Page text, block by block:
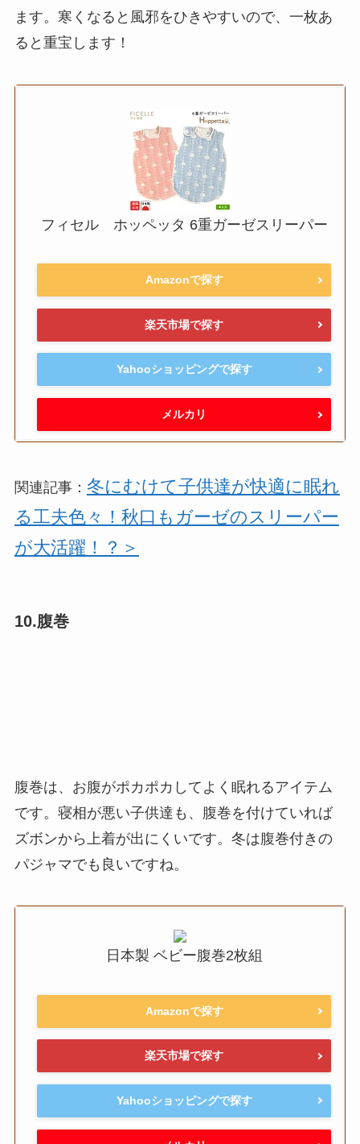
ます。寒くなると風邪をひきやすいので、一枚あ
ると重宝します！
フィセル ホッペッタ 6重ガーゼスリーパー
Amazonで探す
楽天市場で探す
Yahooショッピングで探す
メルカリ
関連記事： 冬にむけて子供達が快適に眠れ
る工夫色々！秋口もガーゼのスリーパー
が大活躍！？＞
10.腹巻
腹巻は、お腹がポカポカしてよく眠れるアイテム
です。寝相が悪い子供達も、腹巻を付けていれば
ズボンから上着が出にくいです。冬は腹巻付きの
パジャマでも良いですね。
日本製 ベビー腹巻2枚組
Amazonで探す
楽天市場で探す
Yahooショッピングで探す